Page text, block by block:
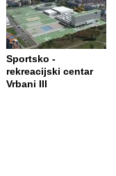
Sportsko -
rekreacijski centar
Vrbani III